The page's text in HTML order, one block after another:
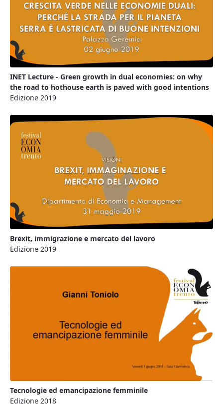
INET Lecture - Green growth in dual economies: on why
the road to hothouse earth is paved with good intentions
Edizione 2019
Brexit, immigrazione e mercato del lavoro
Edizione 2019
Tecnologie ed emancipazione femminile
Edizione 2018